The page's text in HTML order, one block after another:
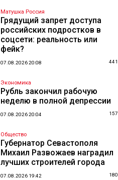
Матушка Россия
Грядущий запрет доступа
российских подростков в
соцсети: реальность или
фейк?
07.08.2026 20:08 441
Экономика
Рубль закончил рабочую
неделю в полной депрессии
07.08.2026 20:04 157
Общество
Губернатор Севастополя
Михаил Развожаев наградил
лучших строителей города
07.08.2026 19:42 180